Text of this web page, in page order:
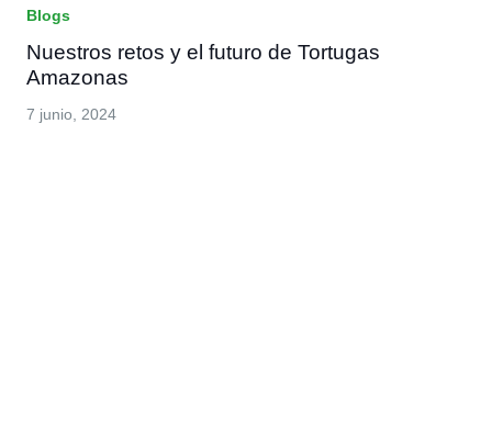
Blogs
Nuestros retos y el futuro de Tortugas
Amazonas
7 junio, 2024